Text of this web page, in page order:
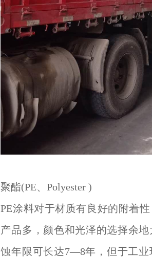
聚酯(PE、Polyester )
PE涂料对于材质有良好的附着
产品多，颜色和光泽的选择余
蚀年限可长达7—8年，但于工